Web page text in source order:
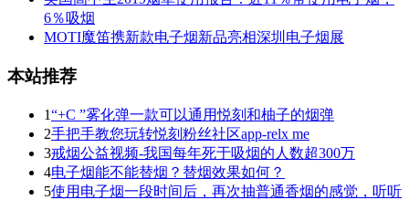
6％吸烟
MOTI魔笛携新款电子烟新品亮相深圳电子烟展
本站推荐
1“+C ”雾化弹一款可以通用悦刻和柚子的烟弹
2手把手教您玩转悦刻粉丝社区app-relx me
3戒烟公益视频-我国每年死于吸烟的人数超300万
4电子烟能不能替烟？替烟效果如何？
5使用电子烟一段时间后，再次抽普通香烟的感觉，听听